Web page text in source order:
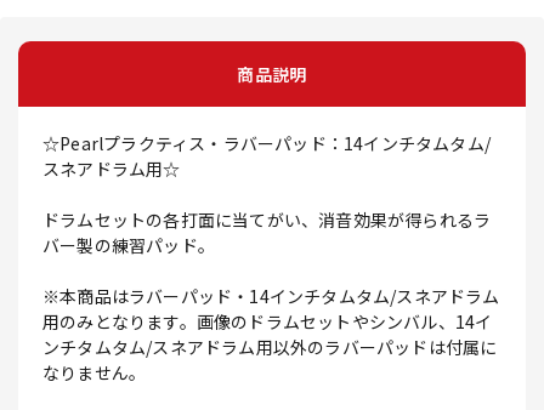
商品説明
☆Pearlプラクティス・ラバーパッド：14インチタムタム/
スネアドラム用☆
ドラムセットの各打面に当てがい、消音効果が得られるラ
バー製の練習パッド。
※本商品はラバーパッド・14インチタムタム/スネアドラム
用のみとなります。画像のドラムセットやシンバル、14イ
ンチタムタム/スネアドラム用以外のラバーパッドは付属に
なりません。